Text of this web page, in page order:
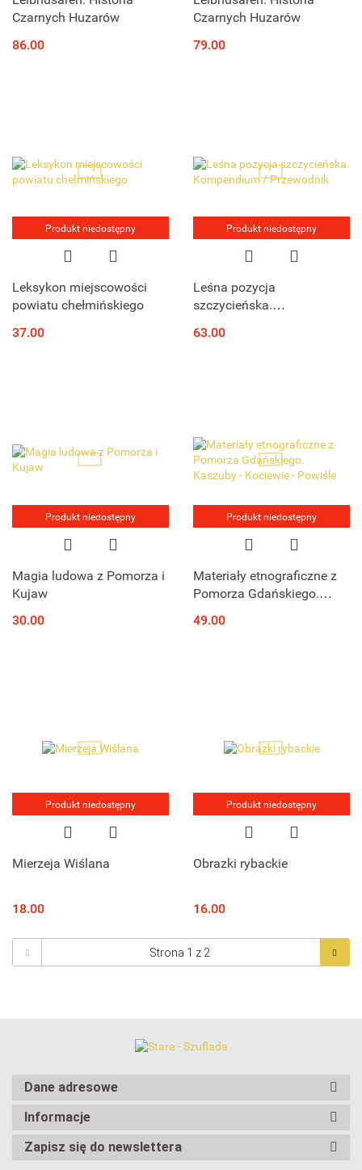
Czarnych Huzarów
86.00
Czarnych Huzarów
79.00
Produkt niedostępny
Leksykon miejscowości
powiatu chełmińskiego
37.00
Produkt niedostępny
Leśna pozycja
szczycieńska.
63.00
Produkt niedostępny
Magia ludowa z Pomorza i
Kujaw
30.00
Produkt niedostępny
Materiały etnograficzne z
Pomorza Gdańskiego.
Powiśle
49.00
Produkt niedostępny
Mierzeja Wiślana
18.00
Produkt niedostępny
Obrazki rybackie
16.00
Dane adresowe
Informacje
Zapisz się do newslettera